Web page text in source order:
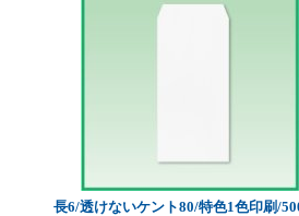
長6/透けないケント80/特色1色印刷/